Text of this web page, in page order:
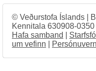
© Veðurstofa Íslands |
Kennitala 630908-0350
Hafa samband
um vefinn